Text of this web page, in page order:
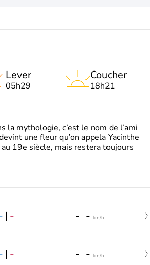
Lever
05h29
Coucher
18h21
la mythologie, c’est le nom de l’ami
une fleur qu’on appela Yacinthe
19e siècle, mais restera toujours
| - - - km/h
| - - - km/h